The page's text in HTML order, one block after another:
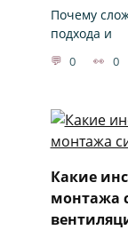
Почему
подхода и
0 0
Какие
монтажа